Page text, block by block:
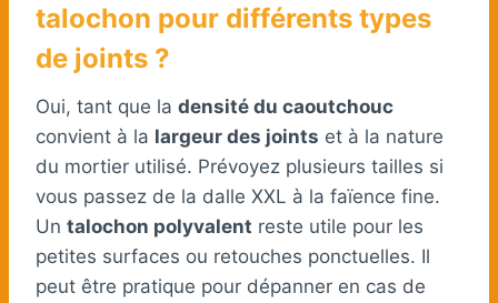
talochon pour différents types
de joints ?
Oui, tant que la densité du caoutchouc
convient à la largeur des joints et à la nature
du mortier utilisé. Prévoyez plusieurs tailles si
vous passez de la dalle XXL à la faïence fine.
Un talochon polyvalent reste utile pour les
petites surfaces ou retouches ponctuelles. Il
peut être pratique pour dépanner en cas de